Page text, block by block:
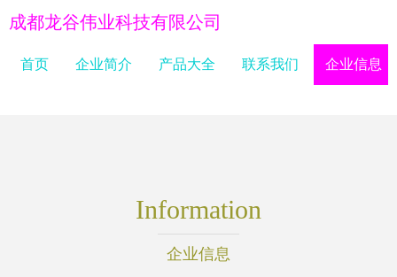
成都龙谷伟业科技有限公司
首页 企业简介 产品大全 联系我们 企业信息
Information
企业信息